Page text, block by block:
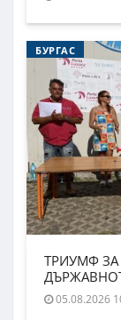
БУРГАС
ТРИУМФ ЗА
05.08.2026